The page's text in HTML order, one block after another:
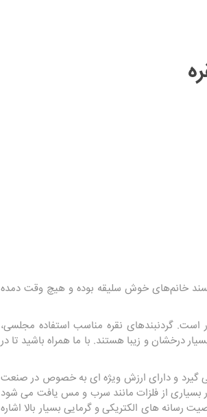
پسند خانم‌های خوش سلیقه بوده و هیچ وقت دمده
است. گردنبندهای نقره مناسب استفاده مجلسی،
درخشان و زیبا هستند. با ما همراه باشید تا در
می گیرد و دارای ارزش ویژه ای به خصوص در صنعت
این فلز در بسیاری از فلزات مانند سرب و مس یافت می شود
های الکتریکی و گرمایی بسیار بالا اشاره